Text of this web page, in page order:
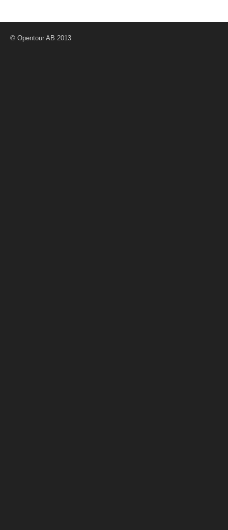
© Opentour AB 2013